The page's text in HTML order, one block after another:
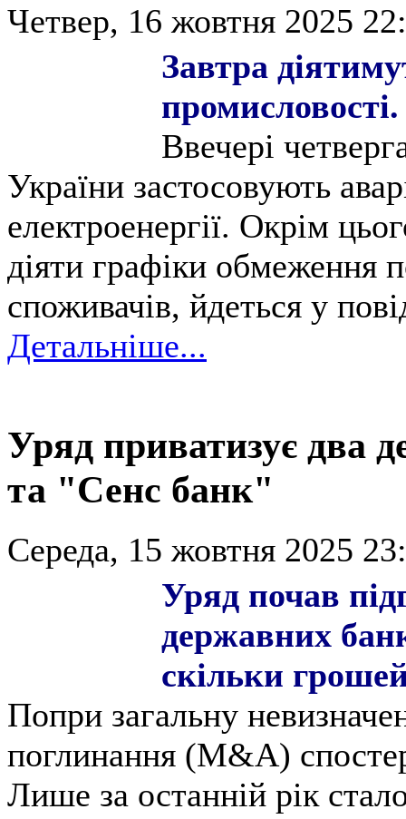
Четвер, 16 жовтня 2025
Завтра
промисловості.
Ввечері
України застосовують
електроенергії. Окрім
діяти графіки обмеження
споживачів, йдеться у
Детальніше...
Уряд приватизує два
та "Сенс банк"
Середа, 15 жовтня 2025
Уряд почав
державних
скільки
Попри загальну
поглинання (M&A)
Лише за останній рік